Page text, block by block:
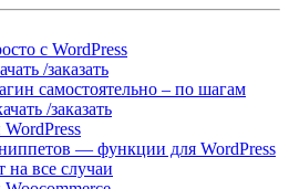
с WordPress
/заказать
самостоятельно – по шагам
/заказать
— функции для WordPress
на все случаи